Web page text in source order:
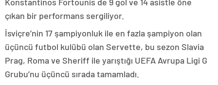
çıkan bir performans sergiliyor.
İsviçre’nin 17 şampiyonluk ile en fazla şampiyon olan
üçüncü futbol kulübü olan Servette, bu sezon Slavia
Prag, Roma ve Sheriff ile yarıştığı UEFA Avrupa Ligi G
Grubu’nu üçüncü sırada tamamladı.